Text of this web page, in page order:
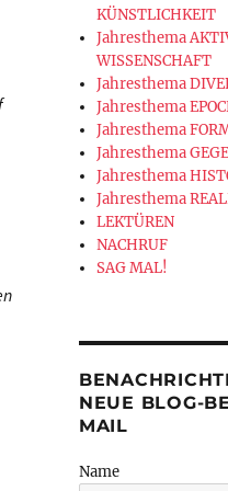
KÜNSTLICHKEIT
Jahresthema
WISSENSCHAFT
Jahresthema
Jahresthema
Jahresthema
Jahresthema
Jahresthema
Jahresthema
LEKTÜREN
NACHRUF
SAG MAL!
NEUE BLOG-
MAIL
Name